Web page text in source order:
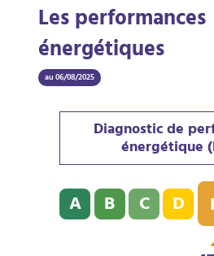
Les performances
énergétiques
au 06/08/2025
Diagnostic de
énergétique
Diagnostic de
A B C D